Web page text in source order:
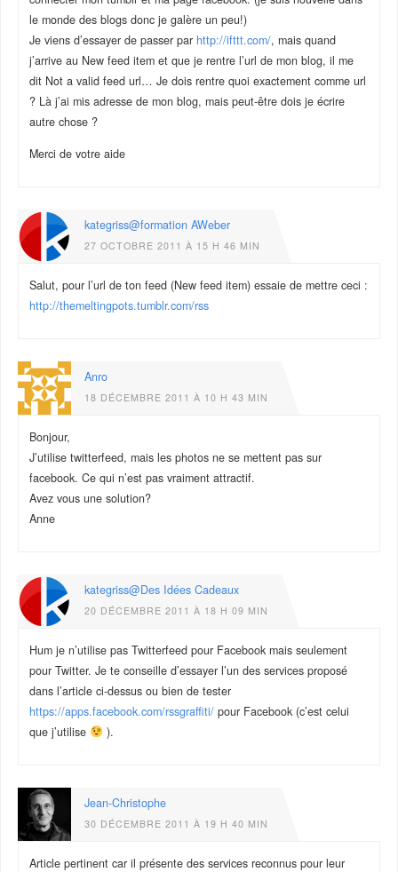
le monde des blogs donc je galère un peu!)
Je viens d’essayer de passer parhttp://ifttt.com/, mais quand
j’arrive au New feed item et que je rentre l’url de mon blog, il me
dit Not a valid feed url… Je dois rentre quoi exactement comme url
? Là j’ai mis adresse de mon blog, mais peut-être dois je écrire
autre chose ?
Merci de votre aide
kategriss@formation AWeber
27 OCTOBRE 2011 À 15 H 46 MIN
Salut, pour l’url de ton feed (New feed item) essaie de mettre ceci :
http://themeltingpots.tumblr.com/rss
Anro
18 DÉCEMBRE 2011 À 10 H 43 MIN
Bonjour,
J’utilise twitterfeed, mais les photos ne se mettent pas sur
facebook. Ce qui n’est pas vraiment attractif.
Avez vous une solution?
Anne
kategriss@Des Idées Cadeaux
20 DÉCEMBRE 2011 À 18 H 09 MIN
Hum je n’utilise pas Twitterfeed pour Facebook mais seulement
pour Twitter. Je te conseille d’essayer l’un des services proposé
dans l’article ci-dessus ou bien de tester
https://apps.facebook.com/rssgraffiti/ pour Facebook (c’est celui
que j’utilise
).
Jean-Christophe
30 DÉCEMBRE 2011 À 19 H 40 MIN
Article pertinent car il présente des services reconnus pour leur